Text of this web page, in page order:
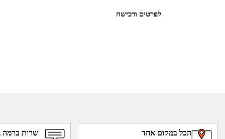
לפרטים ורכישה
הכל במקום אחד
שרות ברמה